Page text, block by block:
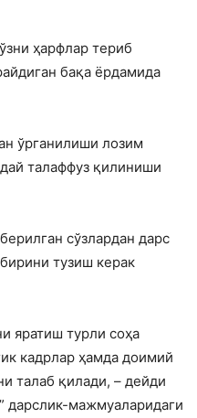
ҳарфлар териб
бақа ёрдамида
ўрганилиши лозим
талаффуз қилиниши
сўзлардан дарс
тузиш керак
яратиш турли соҳа
кадрлар ҳамда доимий
талаб қилади, – дейди
дарслик-мажмуаларидаги